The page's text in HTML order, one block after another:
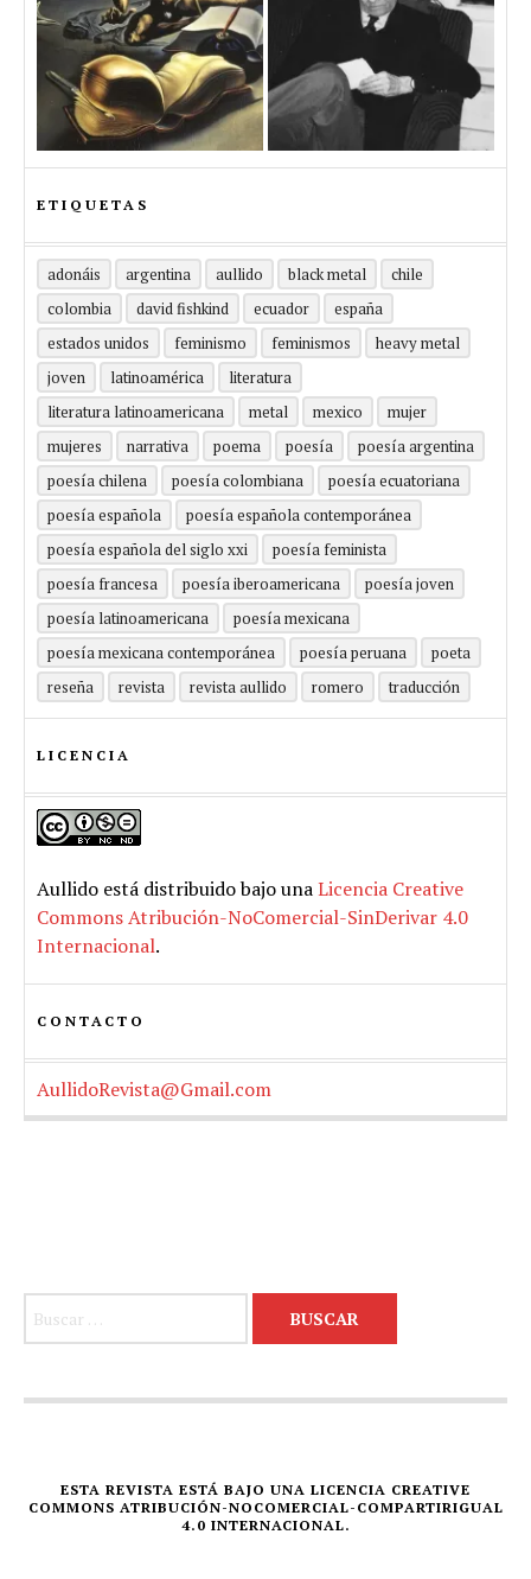
ETIQUETAS
adonáis argentina aullido black metal
chile
colombia
david fishkind ecuador
españa
estados unidos
feminismo feminismos
heavy metal
joven
latinoamérica
literatura
literatura latinoamericana
metal mexico
mujer
mujeres
narrativa poema poesía
poesía argentina
poesía chilena
poesía colombiana
poesía ecuatoriana
poesía española
poesía española contemporánea
poesía española del siglo xxi
poesía feminista
poesía francesa
poesía iberoamericana
poesía joven
poesía latinoamericana
poesía mexicana
poesía mexicana contemporánea
poesía peruana
poeta
reseña
revista revista aullido romero traducción
LICENCIA
Aullido está distribuido bajo unaLicencia Creative
Commons Atribución-NoComercial-SinDerivar 4.0
Internacional.
CONTACTO
AullidoRevista@Gmail.com
ESTA REVISTA ESTÁ BAJO UNA LICENCIA CREATIVE
COMMONS ATRIBUCIÓN-NOCOMERCIAL-COMPARTIRIGUAL
4.0 INTERNACIONAL.